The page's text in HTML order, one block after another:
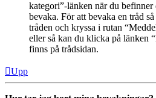
kategori”-länken när du
bevaka. För att bevaka en tråd
tråden och kryssa i rutan
eller så kan du klicka på länken
finns på trådsidan.
Upp